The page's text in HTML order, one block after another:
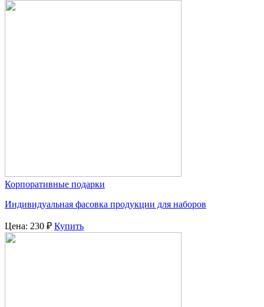
Корпоративные подарки
Индивидуальная фасовка продукции для наборов
Цена: 230 ₽ Купить